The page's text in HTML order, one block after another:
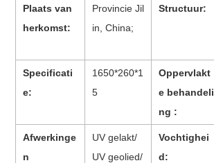
Plaats van
herkomst:
Provincie Jil
in, China;
Structuur:
Specificati
e:
1650*260*1
5
Oppervlakt
e behandeli
ng :
Afwerkinge
n
UV gelakt/
UV geolied/
Vochtighei
d: